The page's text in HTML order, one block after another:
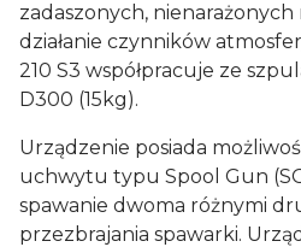
zadaszonych,
działanie czynników
210 S3 współpracuje ze
D300 (15kg).
Urządzenie posiada
uchwytu typu Spool Gun
spawanie dwoma różnymi
przezbrajania spawarki.